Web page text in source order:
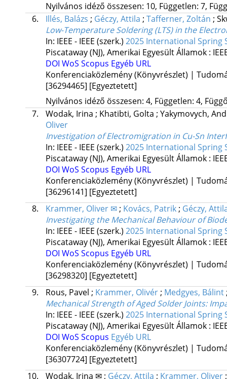
Nyilvános idéző összesen: 10, Független: 7,
6.
Illés, Balázs ; Géczy, Attila ; Tafferner, Zoltán ;
Low-Temperature Soldering (LTS) in the
In: IEEE - IEEE (szerk.) 2025 International Spring
Piscataway (NJ), Amerikai Egyesült Államok :
DOI WoS Scopus Egyéb URL
Konferenciaközlemény (Könyvrészlet) |
[36294465] [Egyeztetett]
Nyilvános idéző összesen: 4, Független: 4,
7.
Wodak, Irina ; Khatibti, Golta ; Yakymovych,
Oliver
Investigation of Electromigration in Cu-Sn
In: IEEE - IEEE (szerk.) 2025 International Spring
Piscataway (NJ), Amerikai Egyesült Államok :
DOI WoS Scopus Egyéb URL
Konferenciaközlemény (Könyvrészlet) |
[36296141] [Egyeztetett]
8.
Krammer, Oliver ✉; Kovács, Patrik; Géczy,
Investigating the Mechanical Behaviour of
In: IEEE - IEEE (szerk.) 2025 International Spring
Piscataway (NJ), Amerikai Egyesült Államok :
DOI WoS Scopus Egyéb URL
Konferenciaközlemény (Könyvrészlet) |
[36298320] [Egyeztetett]
9.
Rous, Pavel ; Krammer, Olivér; Medgyes, Bálint
Mechanical Strength of Aged Solder Joints:
In: IEEE - IEEE (szerk.) 2025 International Spring
Piscataway (NJ), Amerikai Egyesült Államok :
DOI WoS Scopus Egyéb URL
Konferenciaközlemény (Könyvrészlet) |
[36307724] [Egyeztetett]
10.
Wodak, Irina ✉ ; Géczy, Attila ; Krammer, Oliver